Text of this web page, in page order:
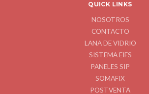
QUICK LINKS
NOSOTROS
CONTACTO
LANA DE VIDRIO
SISTEMA EIFS
PANELES SIP
SOMAFIX
POSTVENTA